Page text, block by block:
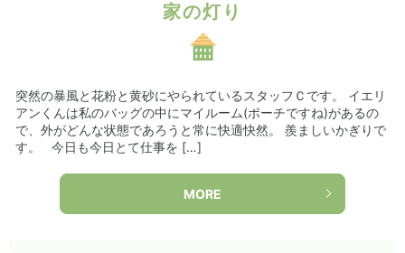
家の灯り
突然の暴風と花粉と黄砂にやられているスタッフＣです。 イエリ
アンくんは私のバッグの中にマイルーム(ポーチですね)があるの
で、外がどんな状態であろうと常に快適快然。 羨ましいかぎりで
す。 今日も今日とて仕事を […]
MORE